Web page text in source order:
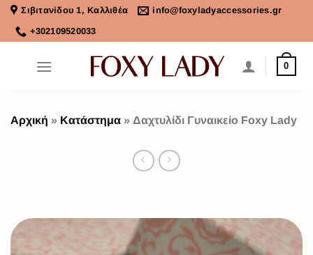
Σιβιτανίδου 1, Καλλιθέα
info@foxyladyaccessories.gr
+302109520033
0
Αρχική » Κατάστημα » Δαχτυλίδι Γυναικείο Foxy Lady